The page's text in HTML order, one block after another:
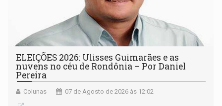
ELEIÇÕES 2026: Ulisses Guimarães e as
nuvens no céu de Rondônia – Por Daniel
Pereira
Colunas 07 de Agosto de 2026 às 12:02